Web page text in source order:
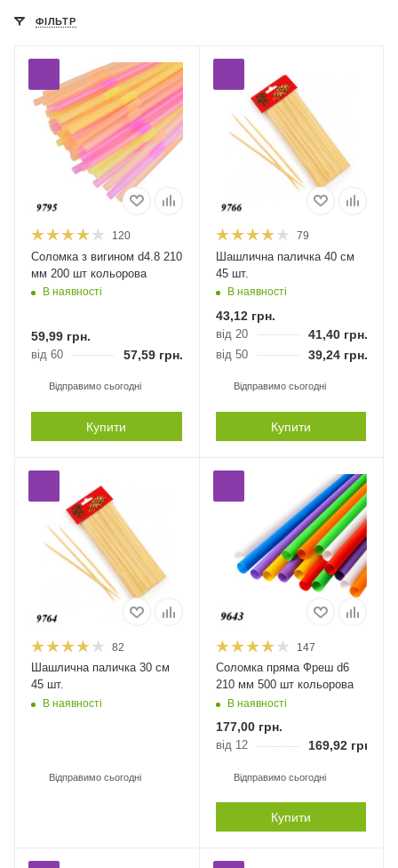
ФІЛЬТР
120
Соломка з вигином d4.8 210
мм 200 шт кольорова
В наявності
59,99 грн.
від 60 57,59 грн.
Відправимо сьогодні
Купити
79
Шашлична паличка 40 см
45 шт.
В наявності
43,12грн.
від 20 41,40грн.
від 50 39,24грн.
Відправимо сьогодні
Купити
82
Шашлична паличка 30 см
45 шт.
В наявності
Відправимо сьогодні
147
Соломка пряма Фреш d6
210 мм 500 шт кольорова
В наявності
177,00грн.
від 12 169,92грн.
Відправимо сьогодні
Купити